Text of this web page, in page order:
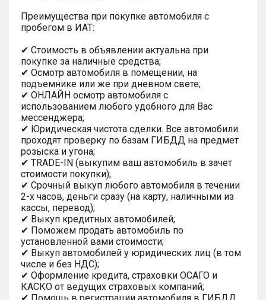
Преимущества при покупке автомобиля с
пробегом в ИАТ:
✔ Стоимость в объявлении актуальна при
покупке за наличные средства;
✔ Осмотр автомобиля в помещении, на
подъемнике или же при дневном свете;
✔ ОНЛАЙН осмотр автомобиля с
использованием любого удобного для Вас
мессенджера;
✔ Юридическая чистота сделки. Все автомобили
проходят проверку по базам ГИБДД на предмет
розыска и угона;
✔ TRADE-IN (выкупим ваш автомобиль в зачет
стоимости покупки);
✔ Срочный выкуп любого автомобиля в течении
2-х часов, деньги сразу (на карту, наличными из
кассы, перевод);
✔ Выкуп кредитных автомобилей;
✔ Поможем продать автомобиль по
установленной вами стоимости;
✔ Выкуп автомобилей у юридических лиц (в том
числе и без НДС);
✔ Оформление кредита, страховки ОСАГО и
КАСКО от ведущих страховых компаний;
✔ Помощь в регистрации автомобиля в ГИБДД,